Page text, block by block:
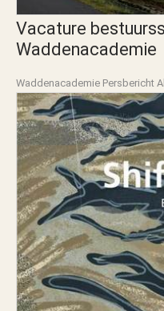
Vacature
Waddenacademie
Waddenacademie Persbericht